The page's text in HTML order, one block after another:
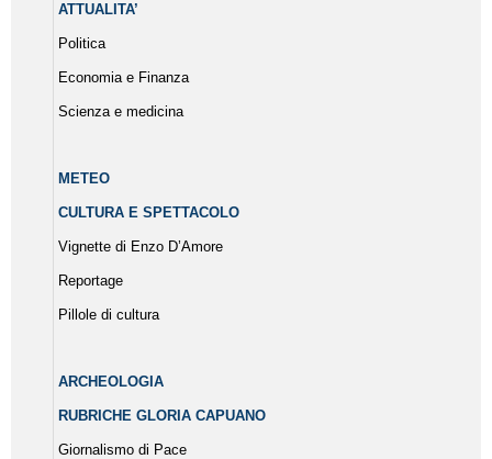
ATTUALITA’
Politica
Economia e Finanza
Scienza e medicina
METEO
CULTURA E SPETTACOLO
Vignette di Enzo D’Amore
Reportage
Pillole di cultura
ARCHEOLOGIA
RUBRICHE GLORIA CAPUANO
Giornalismo di Pace